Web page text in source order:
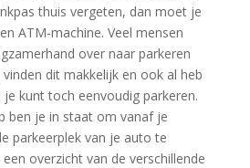
thuis vergeten, dan moet je
ATM-machine. Veel mensen
over naar parkeren
dit makkelijk en ook al heb
kunt toch eenvoudig parkeren.
ben je in staat om vanaf je
parkeerplek van je auto te
overzicht van de verschillende